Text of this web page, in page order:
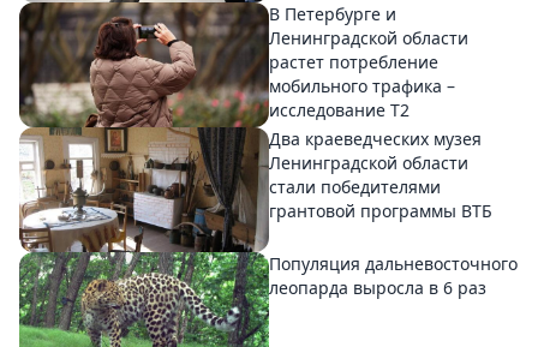
В Петербурге и
Ленинградской области
растет потребление
мобильного трафика –
исследование T2
Два краеведческих музея
Ленинградской области
стали победителями
грантовой программы ВТБ
Популяция дальневосточного
леопарда выросла в 6 раз